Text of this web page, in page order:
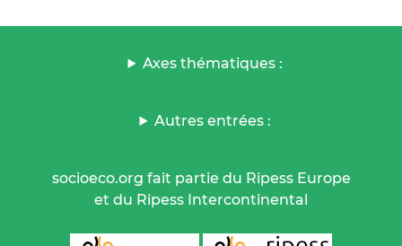
Axes thématiques :
Autres entrées :
socioeco.org fait partie du Ripess Europe
et du Ripess Intercontinental